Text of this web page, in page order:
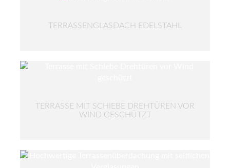
TERRASSENGLASDACH EDELSTAHL
TERRASSE MIT SCHIEBE DREHTÜREN VOR
WIND GESCHÜTZT